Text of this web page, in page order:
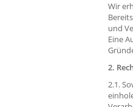
Wir
und
Eine
2.
2.1.